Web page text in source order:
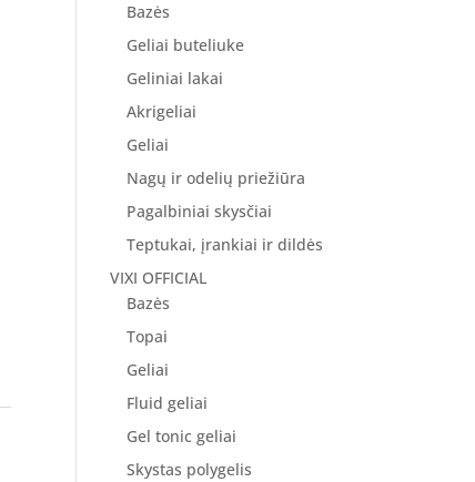
Bazės
Geliai buteliuke
Geliniai lakai
Akrigeliai
Geliai
Nagų ir odelių priežiūra
Pagalbiniai skysčiai
Teptukai, įrankiai ir dildės
VIXI OFFICIAL
Bazės
Topai
Geliai
Fluid geliai
Gel tonic geliai
Skystas polygelis